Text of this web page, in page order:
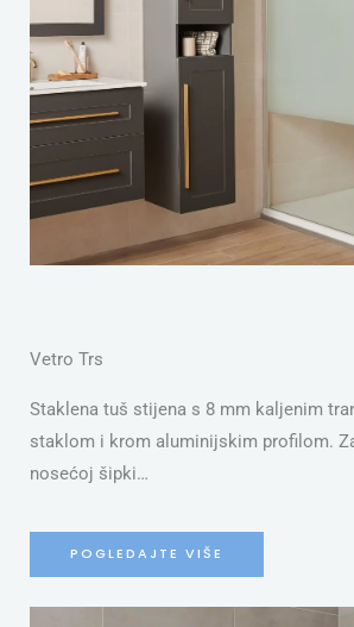
S
Vetro Trs
Staklena tuš stijena s 8 mm kaljenim
staklom i krom aluminijskim profilom.
nosećoj šipki…
POGLEDAJTE VIŠE